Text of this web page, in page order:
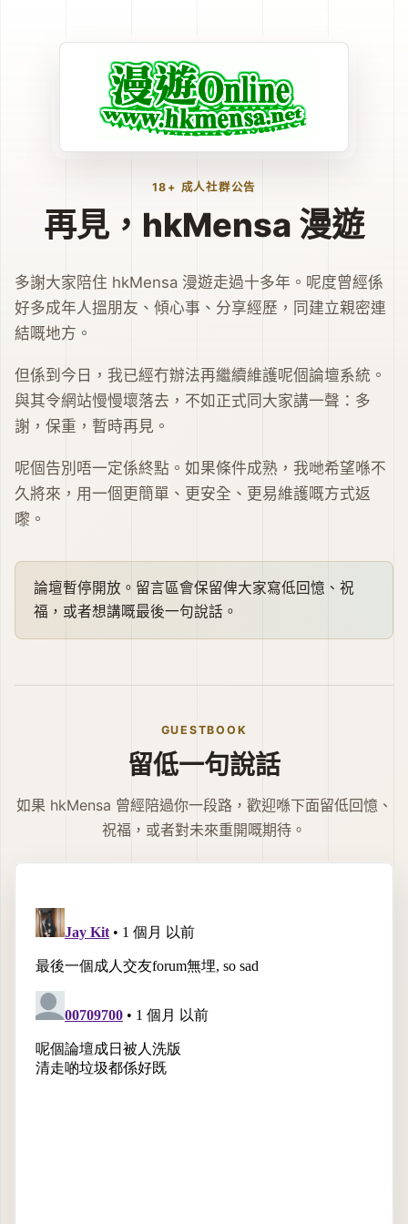
18+ 成人社群公告
再見，hkMensa 漫遊
多謝大家陪住 hkMensa 漫遊走過十多年。呢度曾經係
好多成年人搵朋友、傾心事、分享經歷，同建立親密連
結嘅地方。
但係到今日，我已經冇辦法再繼續維護呢個論壇系統。
與其令網站慢慢壞落去，不如正式同大家講一聲：多
謝，保重，暫時再見。
呢個告別唔一定係終點。如果條件成熟，我哋希望喺不
久將來，用一個更簡單、更安全、更易維護嘅方式返
嚟。
論壇暫停開放。留言區會保留俾大家寫低回憶、祝
福，或者想講嘅最後一句說話。
GUESTBOOK
留低一句說話
如果 hkMensa 曾經陪過你一段路，歡迎喺下面留低回憶、
祝福，或者對未來重開嘅期待。